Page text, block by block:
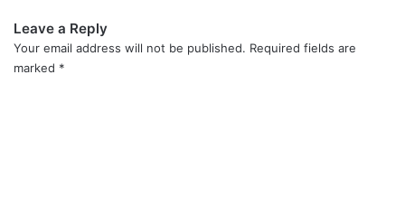
Leave a Reply
Your email address will not be published. Required fields are
marked *